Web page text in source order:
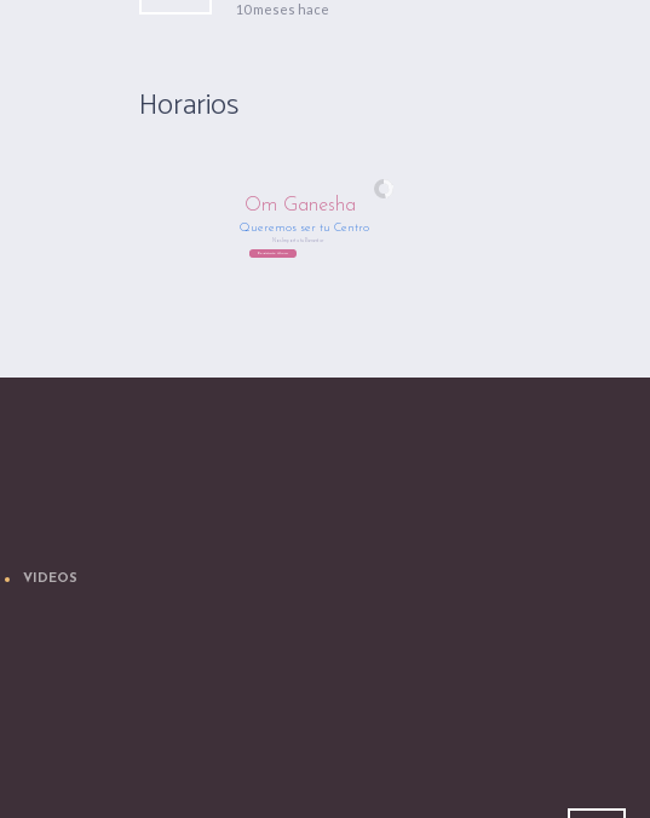
10 meses hace
Horarios
Regístrate Ahora
Om Ganesha
Queremos ser tu Centro
Nos Importa tu Bienestar
VIDEOS